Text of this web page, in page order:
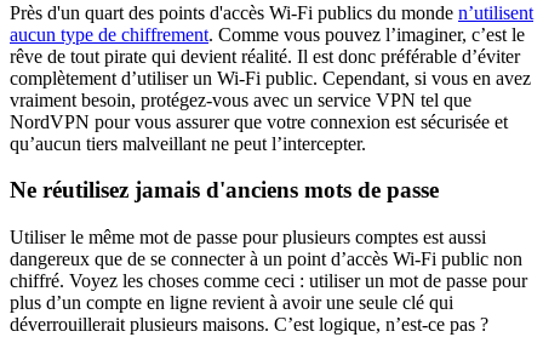
Près d'un quart des points d'accès Wi-Fi publics du monde n’utilisent
aucun type de chiffrement. Comme vous pouvez l’imaginer, c’est le
rêve de tout pirate qui devient réalité. Il est donc préférable d’éviter
complètement d’utiliser un Wi-Fi public. Cependant, si vous en avez
vraiment besoin, protégez-vous avec un service VPN tel que
NordVPN pour vous assurer que votre connexion est sécurisée et
qu’aucun tiers malveillant ne peut l’intercepter.
Ne réutilisez jamais d'anciens mots de passe
Utiliser le même mot de passe pour plusieurs comptes est aussi
dangereux que de se connecter à un point d’accès Wi-Fi public non
chiffré. Voyez les choses comme ceci : utiliser un mot de passe pour
plus d’un compte en ligne revient à avoir une seule clé qui
déverrouillerait plusieurs maisons. C’est logique, n’est-ce pas ?